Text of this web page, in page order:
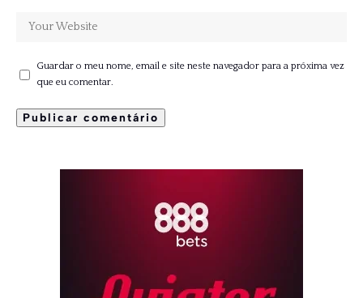
Guardar o meu nome, email e site neste navegador para a próxima vez
que eu comentar.